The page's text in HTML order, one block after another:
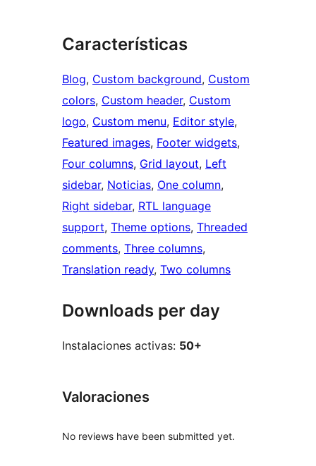
Características
Blog, Custom background, Custom
colors, Custom header, Custom
logo, Custom menu, Editor style
Featured images, Footer widgets
Four columns, Grid layout, Left
sidebar, Noticias, One column
Right sidebar, RTL language
support, Theme options, Threaded
comments, Three columns
Translation ready, Two columns
Downloads per day
Instalaciones activas: 50+
Valoraciones
No reviews have been submitted yet.